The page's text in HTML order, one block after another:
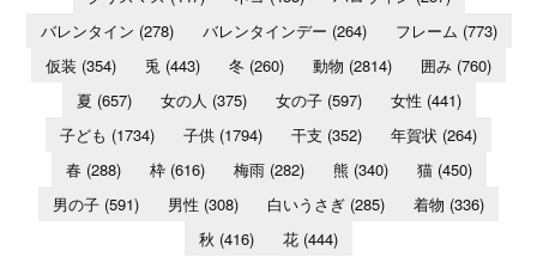
バレンタイン (278) バレンタインデー (264) フレーム (773)
仮装 (354) 兎 (443) 冬 (260) 動物 (2814) 囲み (760)
夏 (657) 女の人 (375) 女の子(597) 女性 (441)
子ども (1734) 子供 (1794) 干支 (352) 年賀状 (264)
春(288) 枠(616) 梅雨(282) 熊 (340) 猫(450)
男の子 (591) 男性 (308) 白いうさぎ (285) 着物 (336)
秋 (416) 花 (444)